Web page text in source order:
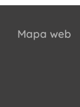
Mapa web